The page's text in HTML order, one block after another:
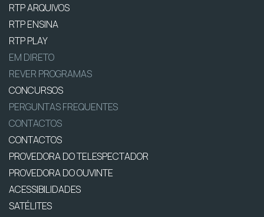
RTP ARQUIVOS
RTP ENSINA
RTP PLAY
EM DIRETO
REVER PROGRAMAS
CONCURSOS
PERGUNTAS FREQUENTES
CONTACTOS
CONTACTOS
PROVEDORA DO TELESPECTADOR
PROVEDORA DO OUVINTE
ACESSIBILIDADES
SATÉLITES